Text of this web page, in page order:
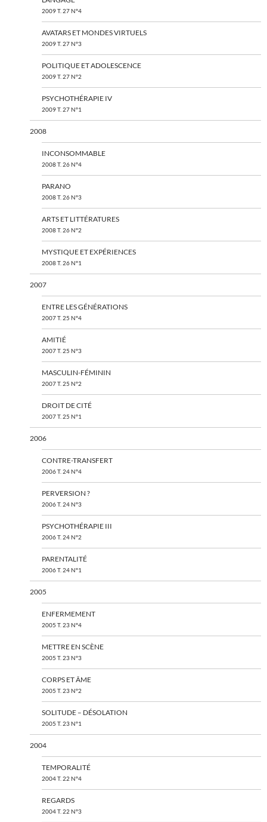
2009 T. 27 N°4
AVATARS ET MONDES VIRTUELS
2009 T. 27 N°3
POLITIQUE ET ADOLESCENCE
2009 T. 27 N°2
PSYCHOTHÉRAPIE IV
2009 T. 27 N°1
2008
INCONSOMMABLE
2008 T. 26 N°4
PARANO
2008 T. 26 N°3
ARTS ET LITTÉRATURES
2008 T. 26 N°2
MYSTIQUE ET EXPÉRIENCES
2008 T. 26 N°1
2007
ENTRE LES GÉNÉRATIONS
2007 T. 25 N°4
AMITIÉ
2007 T. 25 N°3
MASCULIN-FÉMININ
2007 T. 25 N°2
DROIT DE CITÉ
2007 T. 25 N°1
2006
CONTRE-TRANSFERT
2006 T. 24 N°4
PERVERSION ?
2006 T. 24 N°3
PSYCHOTHÉRAPIE III
2006 T. 24 N°2
PARENTALITÉ
2006 T. 24 N°1
2005
ENFERMEMENT
2005 T. 23 N°4
METTRE EN SCÈNE
2005 T. 23 N°3
CORPS ET ÂME
2005 T. 23 N°2
SOLITUDE – DÉSOLATION
2005 T. 23 N°1
2004
TEMPORALITÉ
2004 T. 22 N°4
REGARDS
2004 T. 22 N°3